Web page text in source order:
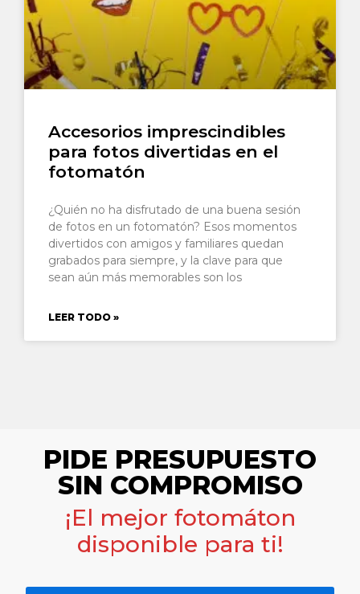
Accesorios imprescindibles
para fotos divertidas en el
fotomatón
¿Quién no ha disfrutado de una buena sesión
de fotos en un fotomatón? Esos momentos
divertidos con amigos y familiares quedan
grabados para siempre, y la clave para que
sean aún más memorables son los
LEER TODO »
PIDE PRESUPUESTO
SIN COMPROMISO
¡El mejor fotomáton
disponible para ti!